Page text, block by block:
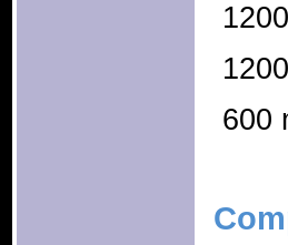


